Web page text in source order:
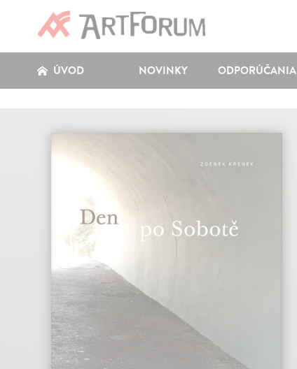
ÚVOD NOVINKY ODPORÚČANIA